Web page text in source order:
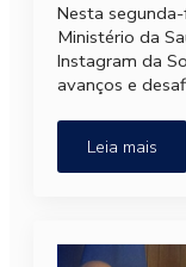
Nesta
Ministério da
Instagram da
avanços e
Leia mais